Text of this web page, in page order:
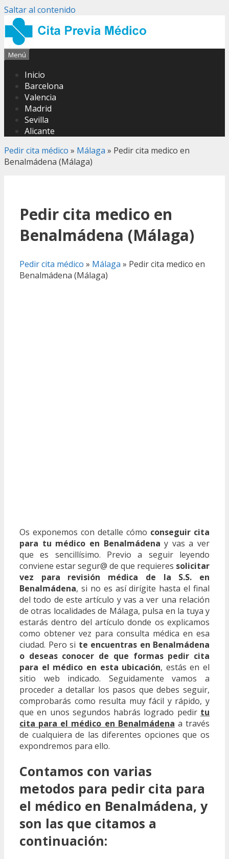
Saltar al contenido
Menú
Inicio
Barcelona
Valencia
Madrid
Sevilla
Alicante
Pedir cita médico » Málaga » Pedir cita medico en
Benalmádena (Málaga)
Pedir cita medico en
Benalmádena (Málaga)
Pedir cita médico » Málaga » Pedir cita medico en
Benalmádena (Málaga)
Os exponemos con detalle cómo conseguir cita
para tu médico en Benalmádena y vas a ver
que es sencillísimo. Previo a seguir leyendo
conviene estar segur@ de que requieres solicitar
vez para revisión médica de la S.S. en
Benalmádena, si no es así dirígite hasta el final
del todo de este artículo y vas a ver una relación
de otras localidades de Málaga, pulsa en la tuya y
estarás dentro del artículo donde os explicamos
como obtener vez para consulta médica en esa
ciudad. Pero si te encuentras en Benalmádena
o deseas conocer de que formas pedir cita
para el médico en esta ubicación, estás en el
sitio web indicado. Seguidamente vamos a
proceder a detallar los pasos que debes seguir,
comprobarás como resulta muy fácil y rápido, y
que en unos segundos habrás logrado pedir tu
cita para el médico en Benalmádena a través
de cualquiera de las diferentes opciones que os
expondremos para ello.
Contamos con varias
metodos para pedir cita para
el médico en Benalmádena, y
son las que citamos a
continuación: